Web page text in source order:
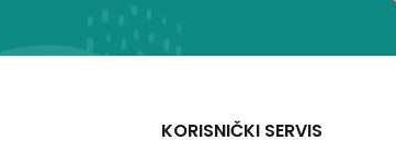
KORISNIČKI SERVIS